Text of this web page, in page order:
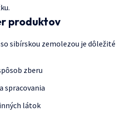
produktov
sibírskou zemolezou je dôležité
zberu
spracovania
látok